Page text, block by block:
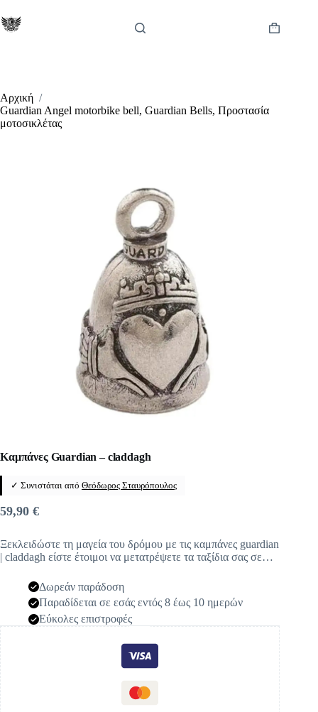
στο
περιεχόμενο
Καλάθι
Αρχική /
Guardian Angel motorbike bell, Guardian Bells, Προστασία
μοτοσικλέτας
Καμπάνες Guardian – claddagh
✓ Συνιστάται από Θεόδωρος Σταυρόπουλος
59,90 €
Ξεκλειδώστε τη μαγεία του δρόμου με τις καμπάνες guardian
| claddagh είστε έτοιμοι να μετατρέψετε τα ταξίδια σας σε…
Δωρεάν παράδοση
Παραδίδεται σε εσάς εντός 8 έως 10 ημερών
Εύκολες επιστροφές